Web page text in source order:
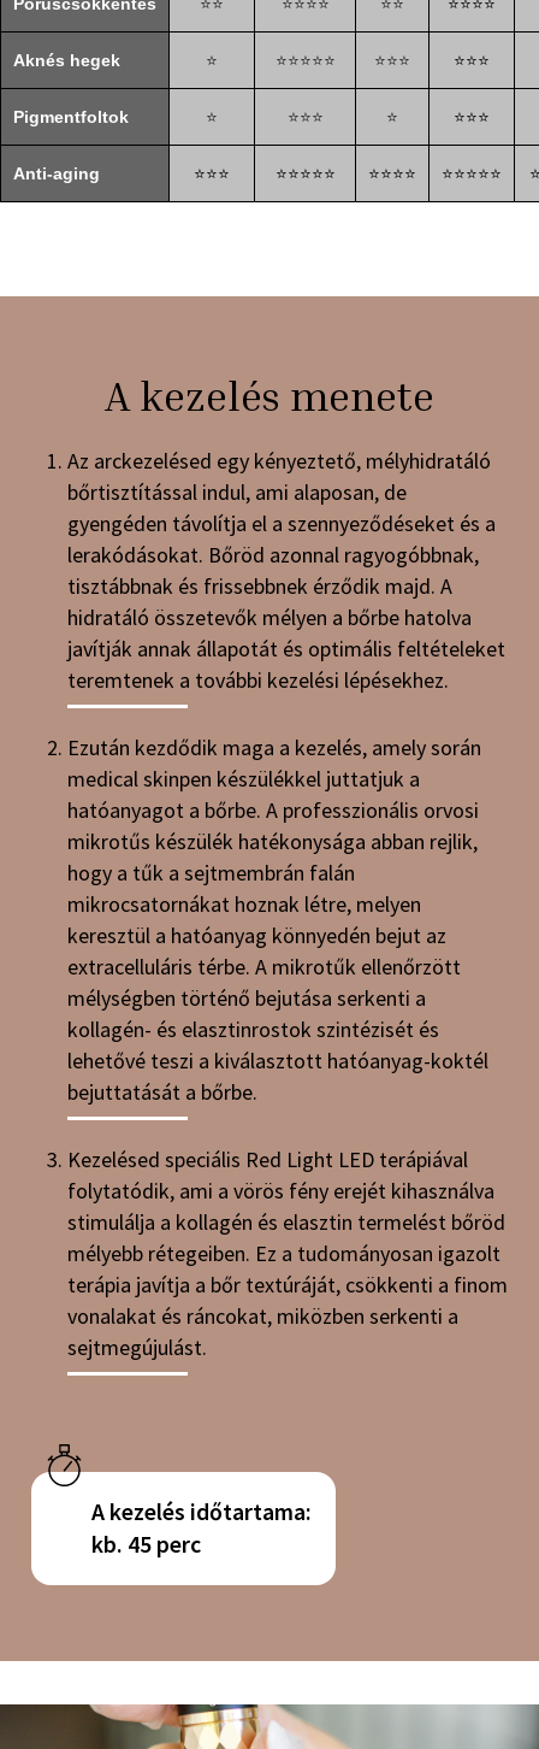
Aknés hegek ⭐ ⭐⭐⭐⭐⭐ ⭐⭐⭐ ⭐⭐⭐
Pigmentfoltok ⭐ ⭐⭐⭐ ⭐ ⭐⭐⭐
Anti-aging ⭐⭐⭐ ⭐⭐⭐⭐⭐ ⭐⭐⭐⭐ ⭐⭐⭐⭐⭐
A kezelés menete
Az arckezelésed egy kényeztető, mélyhidratáló
bőrtisztítással indul, ami alaposan, de
gyengéden távolítja el a szennyeződéseket és a
lerakódásokat. Bőröd azonnal ragyogóbbnak,
tisztábbnak és frissebbnek érződik majd. A
hidratáló összetevők mélyen a bőrbe hatolva
javítják annak állapotát és optimális feltételeket
teremtenek a további kezelési lépésekhez.
Ezután kezdődik maga a kezelés, amely során
medical skinpen készülékkel juttatjuk a
hatóanyagot a bőrbe. A professzionális orvosi
mikrotűs készülék hatékonysága abban rejlik,
hogy a tűk a sejtmembrán falán
mikrocsatornákat hoznak létre, melyen
keresztül a hatóanyag könnyedén bejut az
extracelluláris térbe. A mikrotűk ellenőrzött
mélységben történő bejutása serkenti a
kollagén- és elasztinrostok szintézisét és
lehetővé teszi a kiválasztott hatóanyag-koktél
bejuttatását a bőrbe.
Kezelésed speciális Red Light LED terápiával
folytatódik, ami a vörös fény erejét kihasználva
stimulálja a kollagén és elasztin termelést bőröd
mélyebb rétegeiben. Ez a tudományosan igazolt
terápia javítja a bőr textúráját, csökkenti a finom
vonalakat és ráncokat, miközben serkenti a
sejtmegújulást.
A kezelés időtartama:
kb. 45 perc